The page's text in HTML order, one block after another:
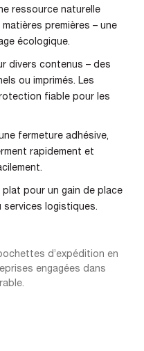
ressource naturelle
premières – une
écologique.
divers contenus – des
ou imprimés. Les
fiable pour les
fermeture adhésive,
rapidement et
pour un gain de place
services logistiques.
d’expédition en
engagées dans